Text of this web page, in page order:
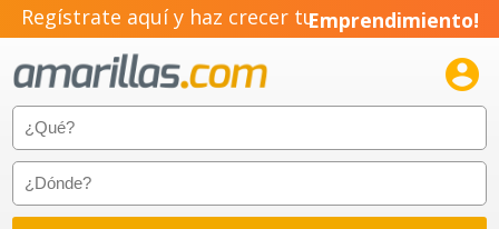
Regístrate aquí y haz crecer tuEmprendimiento!
